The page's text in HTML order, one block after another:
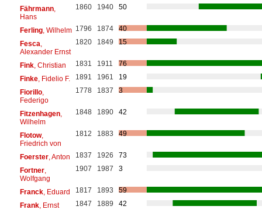
Fährmann,
Hans
1860 1940 50
Ferling, Wilhelm 1796 1874
40
Fesca
Alexander Ernst
1820 1849 15
Fink, Christian 1831 1911
76
Finke, Fidelio F. 1891 1961
19
Fiorillo,
Federigo
1778 1837 3
Fitzenhagen,
Wilhelm
1848 1890 42
Flotow,
Friedrich von
1812 1883 49
Foerster, Anton 1837 1926
73
Fortner,
Wolfgang
1907 1987 3
Franck, Eduard 1817 1893
59
Frank, Ernst 1847 1889
42